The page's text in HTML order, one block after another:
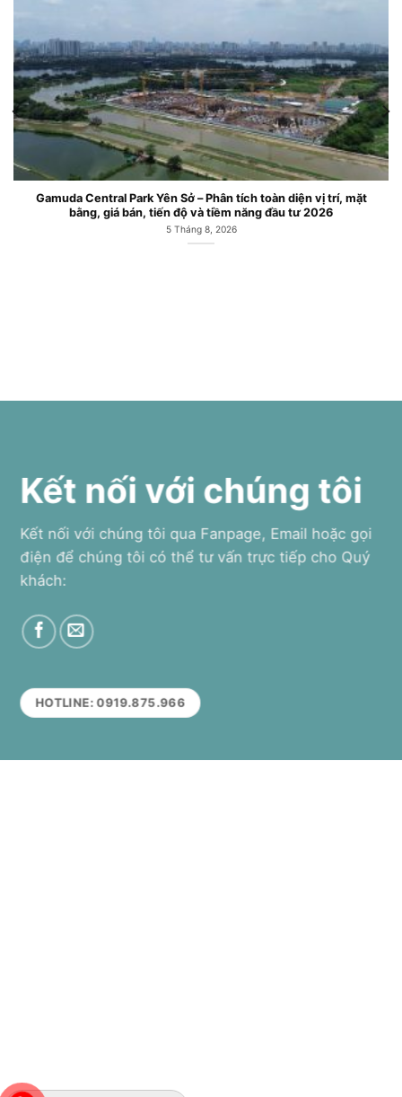
Gamuda Central Park Yên Sở – Phân tích toàn diện vị trí, mặt
bằng, giá bán, tiến độ và tiềm năng đầu tư 2026
5 Tháng 8, 2026
Kết nối với chúng tôi
Kết nối với chúng tôi qua Fanpage, Email hoặc gọi
điện để chúng tôi có thể tư vấn trực tiếp cho Quý
khách:
HOTLINE: 0919.875.966